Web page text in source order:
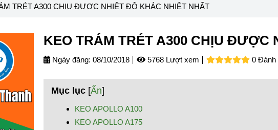
TRÉT A300 CHỊU ĐƯỢC NHIỆT ĐỘ KHÁC NHIỆT NHẤT
KEO TRÁM TRÉT A300 CHỊU ĐƯỢC
Ngày đăng: 08/10/2018 5768 Lượt xem 0 Đánh
Mục lục [Ẩn]
KEO APOLLO A100
KEO APOLLO A175